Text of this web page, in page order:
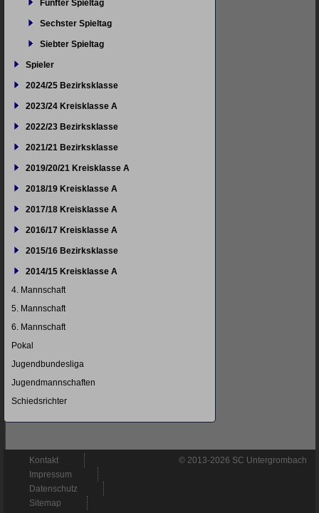
Fünfter Spieltag
Sechster Spieltag
Siebter Spieltag
Spieler
2024/25 Bezirksklasse
2023/24 Kreisklasse A
2022/23 Bezirksklasse
2021/21 Bezirksklasse
2019/20/21 Kreisklasse A
2018/19 Kreisklasse A
2017/18 Kreisklasse A
2016/17 Kreisklasse A
2015/16 Bezirksklasse
2014/15 Kreisklasse A
4. Mannschaft
5. Mannschaft
6. Mannschaft
Pokal
Jugendbundesliga
Jugendmannschaften
Schiedsrichter
© 2013-2026 SC Untergrombach
Navigation
überspringen
Kontakt
Impressum
Datenschutz
Sitemap